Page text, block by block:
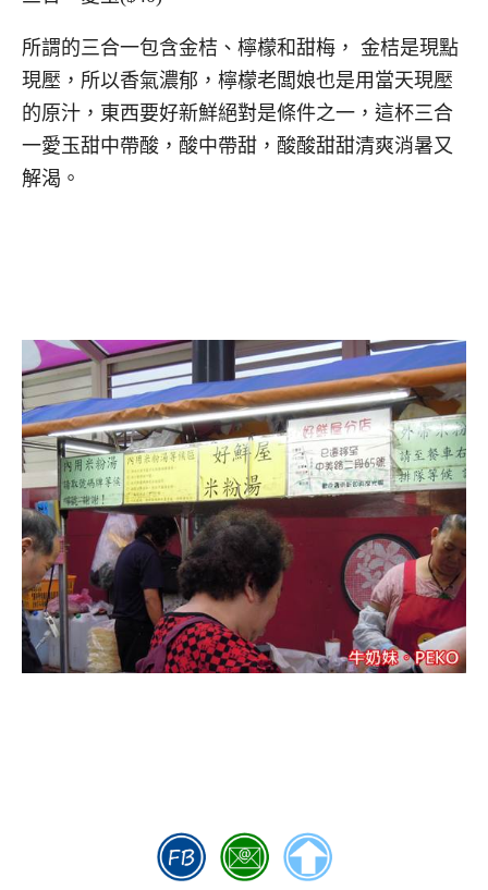
所謂的三合一包含金桔、檸檬和甜梅， 金桔是現點
現壓，所以香氣濃郁，檸檬老闆娘也是用當天現壓
的原汁，東西要好新鮮絕對是條件之一，這杯三合
一愛玉甜中帶酸，酸中帶甜，酸酸甜甜清爽消暑又
解渴。